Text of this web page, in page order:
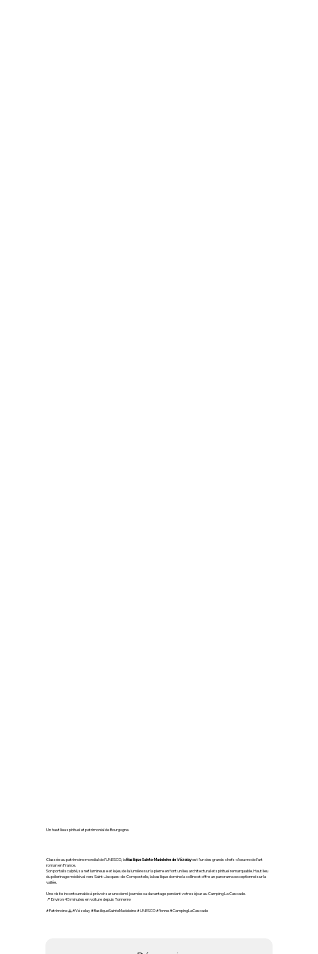
Un haut lieu spirituel et patrimonial de Bourgogne.
Classée au patrimoine mondial de l’UNESCO, laBasilique Sainte‑Madeleine de Vézelayest l’un des grands chefs-d’œuvre de l’art
roman en France.
Son portail sculpté, sa nef lumineuse et le jeu de la lumière sur la pierre en font un lieu architectural et spirituel remarquable. Haut lieu
du pèlerinage médiéval vers Saint-Jacques-de-Compostelle, la basilique domine la colline et offre un panorama exceptionnel sur la
vallée.
Une visite incontournable à prévoir sur une demi-journée ou davantage pendant votre séjour au Camping La Cascade.
📍 Environ 45 minutes en voiture depuis Tonnerre
#Patrimoine ⛪ #Vézelay #BasiliqueSainteMadeleine #UNESCO #Yonne #CampingLaCascade